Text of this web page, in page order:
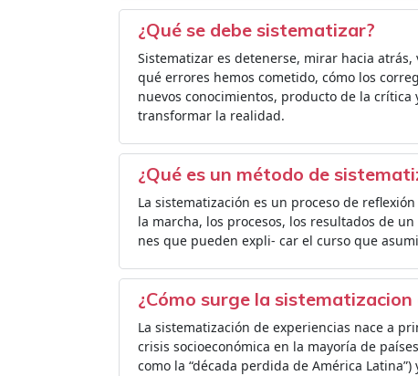
¿Qué se debe sistematizar?
Sistematizar es detenerse, mirar hacia
qué errores hemos cometido, cómo los
nuevos conocimientos, producto de la
transformar la realidad.
¿Qué es un método de
La sistematización es un proceso de
la marcha, los procesos, los resultados de
nes que pueden expli- car el curso que
¿Cómo surge la sistematizacion
La sistematización de experiencias nace a
crisis socioeconómica en la mayoría de
como la “década perdida de América